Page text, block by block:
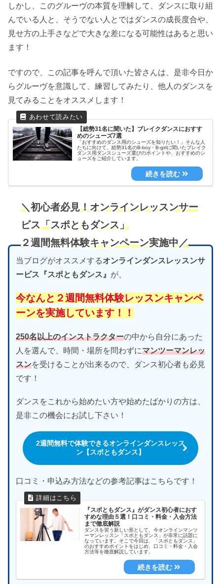
しかし、このグルーヴの本質を理解して、ダンスに取り組
んでいる人と、そうでない人とではダンスの成長度合や、
見せ方の上手さなどで大きな差になる可能性はあると思い
ます！
ですので、この記事を呼んで頂いた皆さんは、是非今日か
らグルーヴを意識して、練習してみたり、他人のダンスを
見てみることをオススメします！
【総勢31名に聞いた】ブレイクダンスにおすす
めのシューズ7選
「おすすめのダンス用のシューズを知りたい！」そんな人
たちに向けて、総勢31名のB-boy・B-girlに聞いたブレイク
ダンス用ダンスシューズ選びのポイントや、おすすめのシ
ューズをご紹介しています。
＼初心者必見！オンラインレッスンサー
ビス「スポともダンス」
２週間無料体験キャンペーン実施中／
当ブログがオススメするオンラインダンスレッスンサ
ービス『スポともダンス』 が、
今なんと２週間無料体験レッスンキャンペ
ーンを実施しています！！
250名以上のインストラクターの中から自分にあった
人を選んで、時間・場所を問わずにマンツーマンレッ
スンを受けることが出来るので、ダンス初心者も必見
です！
ダンスをこれから始めたい方や始めたばかりの方は、
是非この機会にお試し下さい！
2週間無料で体験できるオンラインダンスレッス
ン【スポともダンス】
口コミ・申込み方法などの参考記事はこちらです！
『スポともダンス』がダンス初心者におす
すめな理由５選！口コミ・料金・入会方法
まで徹底解説
ダンスを習う新しい形として、今オンラインマンツ
ーマンレッスン「スポともダンス」が非常に話題に
なっています。そこで今回は、「スポともダンス」
のおすすめポイントをはじめ、口コミ・料金・入会
方法等を徹底解説しています。